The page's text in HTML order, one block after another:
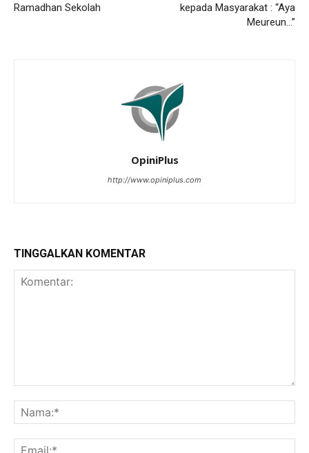
Ramadhan Sekolah
kepada Masyarakat : “Aya
Meureun…”
OpiniPlus
http://www.opiniplus.com
TINGGALKAN KOMENTAR